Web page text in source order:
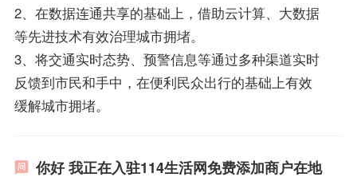
2、在数据连通共享的基础上，借助云计算、大数据
等先进技术有效治理城市拥堵。
3、将交通实时态势、预警信息等通过多种渠道实时
反馈到市民和手中，在便利民众出行的基础上有效
缓解城市拥堵。
你好 我正在入驻114生活网免费添加商户在地